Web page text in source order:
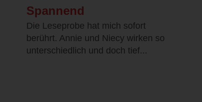
Spannend
Die Leseprobe hat mich sofort
berührt. Annie und Niecy wirken so
unterschiedlich und doch tief...